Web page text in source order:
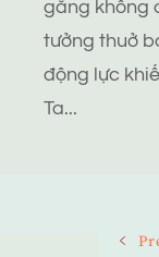
gắng không
tưởng thuở
động lực
Ta...